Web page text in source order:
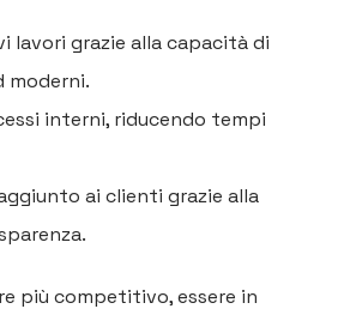
lavori grazie alla capacità di
moderni.
interni, riducendo tempi
ai clienti grazie alla
più competitivo, essere in